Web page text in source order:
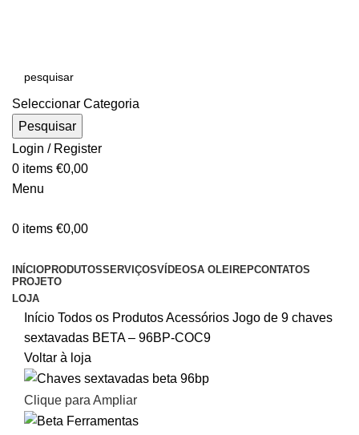
Seleccionar Categoria
Pesquisar
Login / Register
0 items €0,00
Menu
0 items €0,00
INÍCIOPRODUTOSSERVIÇOSVÍDEOSA OLEIREPCONTATOS
PROJETO
LOJA
Início Todos os ProdutosAcessórios Jogo de 9 chaves
sextavadas BETA – 96BP-COC9
Voltar à loja
Clique para Ampliar